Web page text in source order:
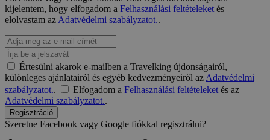
kijelentem, hogy elfogadom a Felhasználási feltételeketés
elolvastam azAdatvédelmi szabályzatot..
Értesülni akarok e-mailben a Travelking újdonságairól,
különleges ajánlatairól és egyéb kedvezményeiről azAdatvédelmi
szabályzatot.. Elfogadom a Felhasználási feltételeketés az
Adatvédelmi szabályzatot..
Regisztráció
Szeretne Facebook vagy Google fiókkal regisztrálni?